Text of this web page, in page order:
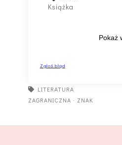
LITERATURA
ZAGRANICZNA · ZNAK